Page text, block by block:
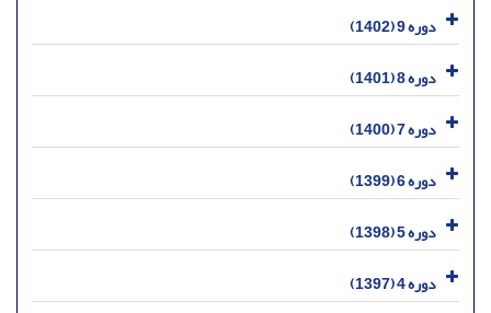
دوره 9 (1402)
دوره 8 (1401)
دوره 7 (1400)
دوره 6 (1399)
دوره 5 (1398)
دوره 4 (1397)